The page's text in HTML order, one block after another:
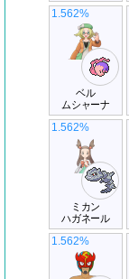
ベル
ムシャーナ
1.562%
ミカン
ハガネール
1.562%
1.562%